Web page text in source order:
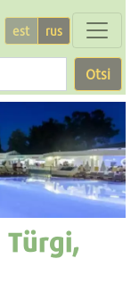
est rus
Otsi
Türgi,